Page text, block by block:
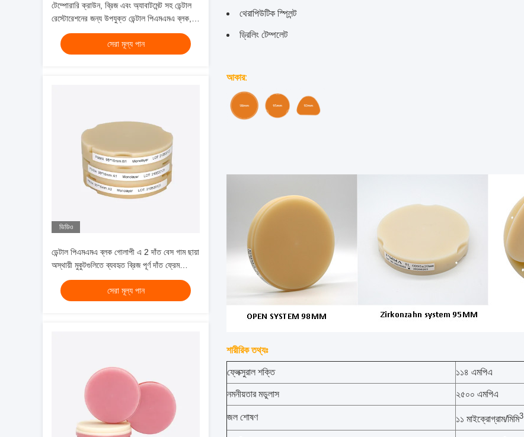
টেম্পোরারি ক্রাউন, ব্রিজ এবং অ্যাবাটমেন্ট সহ ডেন্টাল
রেস্টোরেশনের জন্য উপযুক্ত ডেন্টাল পিএমএমএ ব্লক,
শক্তিশালী উপাদান সহ
সেরা মূল্য পান
ভিডিও
ডেন্টাল পিএমএমএ ব্লক গোলাপী এ 2 দাঁত বেস গাম ছায়া
অস্থায়ী মুকুটগুলিতে ব্যবহৃত ব্রিজ পূর্ণ দাঁত ফ্রেম
ফ্রিজিং আকার 98mm 95mm
সেরা মূল্য পান
থেরাপিউটিক স্প্লিন্ট
ড্রিলিং টেম্পলেট
আকার:
শারীরিক তথ্যঃ
ফ্লেক্সুরাল শক্তি ১১৪ এমপিএ
নমনীয়তার মডুলাস ২৫০০ এমপিএ
জল শোষণ ১১ মাইক্রোগ্রাম/মিমি3